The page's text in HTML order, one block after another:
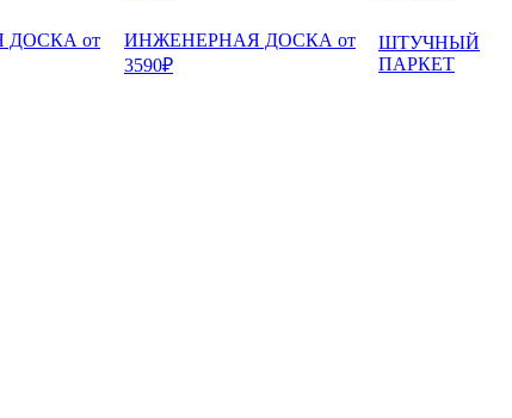
ДОСКА от
ИНЖЕНЕРНАЯ ДОСКА от
3590₽
ШТУЧНЫЙ
ПАРКЕТ